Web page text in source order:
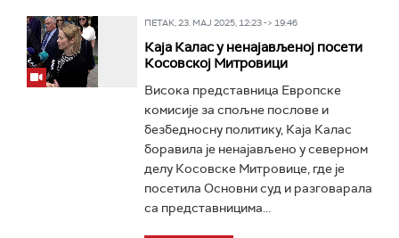
ПЕТАК, 23. МАЈ 2025, 12:23 -> 19:46
Каја Калас у ненајављеној посети
Косовској Митровици
Висока представница Европске
комисије за спољне послове и
безбедносну политику, Каја Калас
боравила је ненајављено у северном
делу Косовске Митровице, где је
посетила Основни суд и разговарала
са представницима...